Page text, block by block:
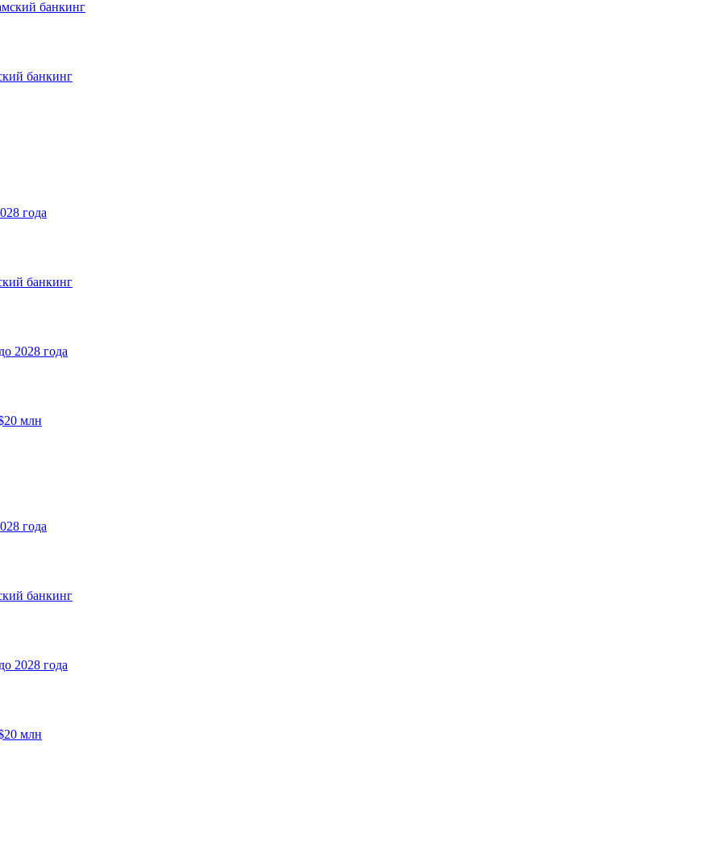
банкинг
года
банкинг
2028 года
млн
года
банкинг
2028 года
млн